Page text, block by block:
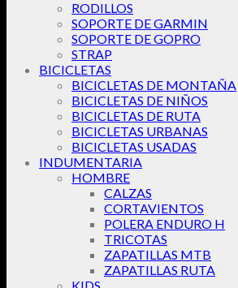
RODILLOS
SOPORTE DE GARMIN
SOPORTE DE GOPRO
STRAP
BICICLETAS
BICICLETAS DE MONTAÑA
BICICLETAS DE NIÑOS
BICICLETAS DE RUTA
BICICLETAS URBANAS
BICICLETAS USADAS
INDUMENTARIA
HOMBRE
CALZAS
CORTAVIENTOS
POLERA ENDURO H
TRICOTAS
ZAPATILLAS MTB
ZAPATILLAS RUTA